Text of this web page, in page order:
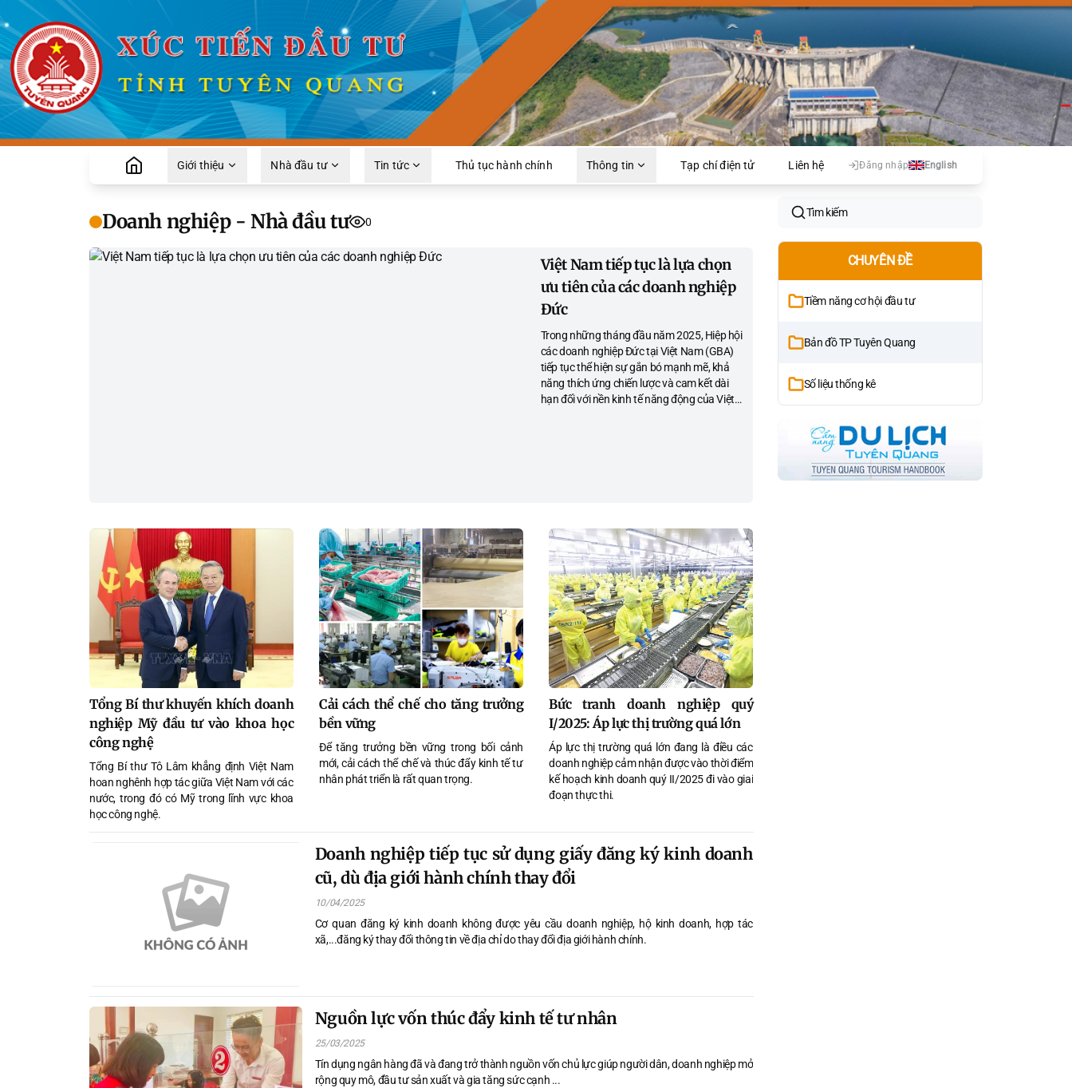
Giới thiệu Nhà đầu tư Tin tức Thủ tục hành chính Thông tin Tạp chí điện tử Liên hệ Đăng nhập English
Doanh nghiệp - Nhà đầu tư 0
Việt Nam tiếp tục là lựa chọn
ưu tiên của các doanh nghiệp
Đức
Trong những tháng đầu năm 2025, Hiệp hội
các doanh nghiệp Đức tại Việt Nam (GBA)
tiếp tục thể hiện sự gắn bó mạnh mẽ, khả
năng thích ứng chiến lược và cam kết dài
hạn đối với nền kinh tế năng động của Việt
Tổng Bí thư khuyến khích doanh
nghiệp Mỹ đầu tư vào khoa học
công nghệ
Tổng Bí thư Tô Lâm khẳng định Việt Nam
hoan nghênh hợp tác giữa Việt Nam với các
nước, trong đó có Mỹ trong lĩnh vực khoa
học công nghệ.
Cải cách thể chế cho tăng trưởng
bền vững
Để tăng trưởng bền vững trong bối cảnh
mới, cải cách thể chế và thúc đẩy kinh tế tư
nhân phát triển là rất quan trọng.
Bức tranh doanh nghiệp quý
I/2025: Áp lực thị trường quá lớn
Áp lực thị trường quá lớn đang là điều các
doanh nghiệp cảm nhận được vào thời điểm
kế hoạch kinh doanh quý II/2025 đi vào giai
đoạn thực thi.
Doanh nghiệp tiếp tục sử dụng giấy đăng ký kinh doanh
cũ, dù địa giới hành chính thay đổi
10/04/2025
Cơ quan đăng ký kinh doanh không được yêu cầu doanh nghiệp, hộ kinh doanh, hợp tác
xã,...đăng ký thay đổi thông tin về địa chỉ do thay đổi địa giới hành chính.
Nguồn lực vốn thúc đẩy kinh tế tư nhân
25/03/2025
Tín dụng ngân hàng đã và đang trở thành nguồn vốn chủ lực giúp người dân, doanh nghiệp mở
rộng quy mô, đầu tư sản xuất và gia tăng sức cạnh ...
Tìm kiếm
CHUYÊN ĐỀ
Tiềm năng cơ hội đầu tư
Bản đồ TP Tuyên Quang
Số liệu thống kê